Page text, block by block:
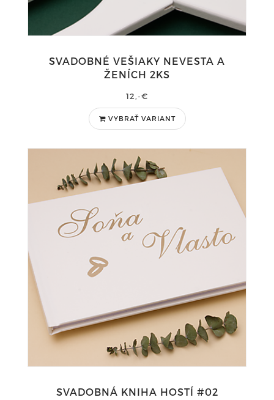
SVADOBNÉ VEŠIAKY NEVESTA A
ŽENÍCH 2KS
12,-€
VYBRAŤ VARIANT
SVADOBNÁ KNIHA HOSTÍ #02